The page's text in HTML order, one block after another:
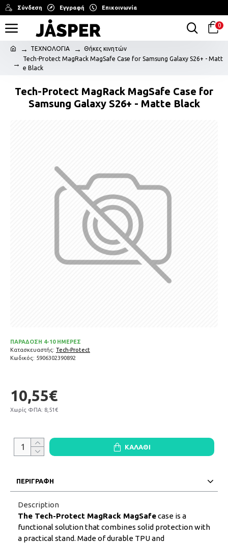
Σύνδεση Εγγραφή Επικοινωνία
0
ΤΕΧΝΟΛΟΓΙΑ
Θήκες κινητών
Tech-Protect MagRack MagSafe Case for Samsung Galaxy S26+ - Matt
e Black
Tech-Protect MagRack MagSafe Case for
Samsung Galaxy S26+ - Matte Black
10,55€
Χωρίς ΦΠΑ: 8,51€
ΠΑΡΑΔΟΣΗ 4-10 ΗΜΕΡΕΣ
Κατασκευαστής: Tech-Protect
Κωδικός: 5906302390892
ΚΑΛΆΘΙ
ΠΕΡΙΓΡΑΦΗ
Description
The Tech-Protect MagRack MagSafecase is a
functional solution that combines solid protection with
a practical stand. Made of durable TPU and